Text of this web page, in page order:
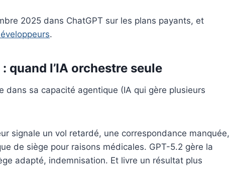
2025 dans ChatGPT sur les plans payants, et
.
quand l’IA orchestre seule
dans sa capacité agentique (IA qui gère plusieurs
signale un vol retardé, une correspondance manquée,
de siège pour raisons médicales. GPT-5.2 gère la
adapté, indemnisation. Et livre un résultat plus